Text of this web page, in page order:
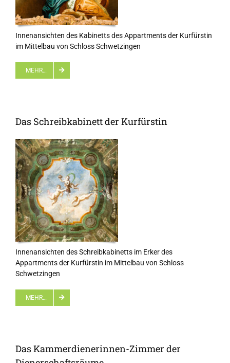
Innenansichten des Kabinetts des Appartments der Kurfürstin
im Mittelbau von Schloss Schwetzingen
MEHR…
Das Schreibkabinett der Kurfürstin
Innenansichten des Schreibkabinetts im Erker des
Appartments der Kurfürstin im Mittelbau von Schloss
Schwetzingen
MEHR…
Das Kammerdienerinnen-Zimmer der